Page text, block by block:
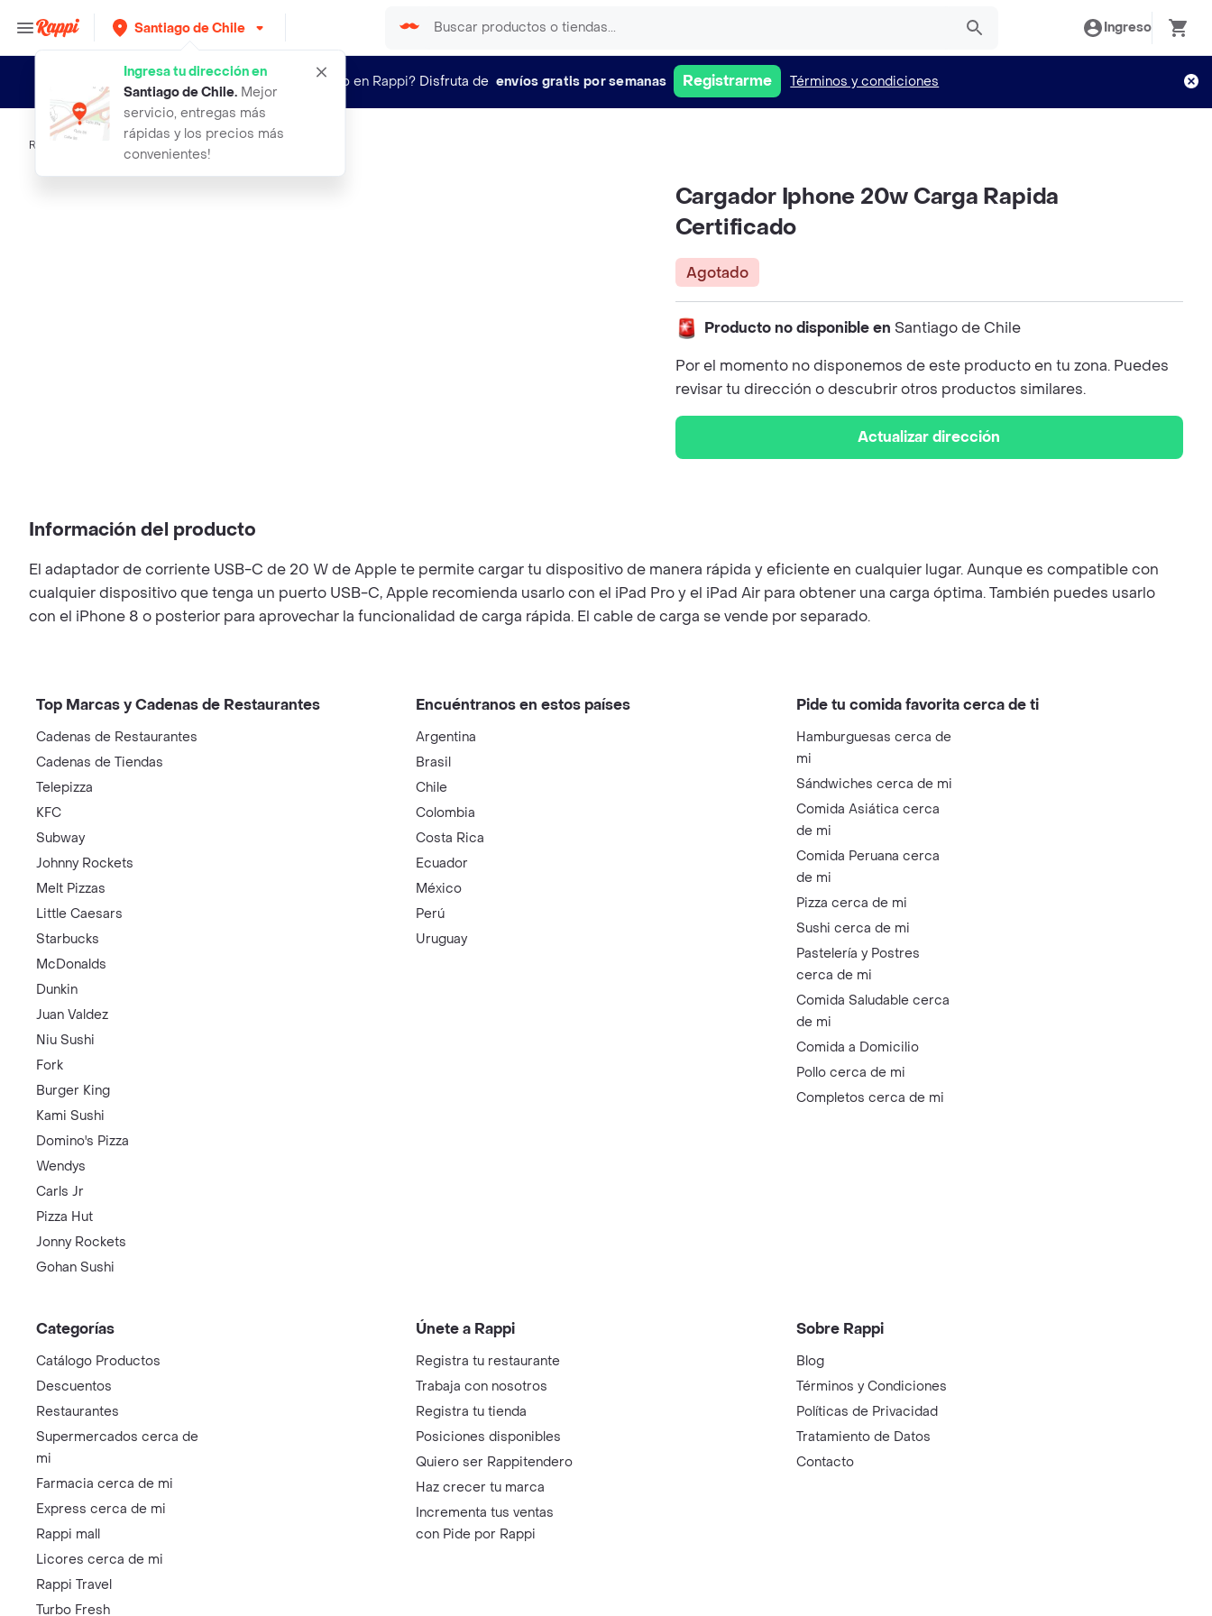
Santiago de Chile
Ingresa tu dirección en
Santiago de Chile. Mejor
servicio, entregas más
rápidas y los precios más
convenientes!
Ingreso
¿Nuevo en Rappi? Disfruta de envíos gratis por semanas Registrarme Términos y condiciones
Rappi cargador iphone 20w carga rapida ce
Cargador Iphone 20w Carga Rapida
Certificado
Agotado
Producto no disponible en Santiago de Chile
Por el momento no disponemos de este producto en tu zona. Puedes
revisar tu dirección o descubrir otros productos similares.
Actualizar dirección
Información del producto
El adaptador de corriente USB-C de 20 W de Apple te permite cargar tu dispositivo de manera rápida y eficiente en cualquier lugar. Aunque es compatible con
cualquier dispositivo que tenga un puerto USB-C, Apple recomienda usarlo con el iPad Pro y el iPad Air para obtener una carga óptima. También puedes usarlo
con el iPhone 8 o posterior para aprovechar la funcionalidad de carga rápida. El cable de carga se vende por separado.
Top Marcas y Cadenas de Restaurantes
Cadenas de Restaurantes
Cadenas de Tiendas
Telepizza
KFC
Subway
Johnny Rockets
Melt Pizzas
Little Caesars
Starbucks
McDonalds
Dunkin
Juan Valdez
Niu Sushi
Fork
Burger King
Kami Sushi
Domino's Pizza
Wendys
Carls Jr
Pizza Hut
Jonny Rockets
Gohan Sushi
Encuéntranos en estos países
Argentina
Brasil
Chile
Colombia
Costa Rica
Ecuador
México
Perú
Uruguay
Pide tu comida favorita cerca de ti
Hamburguesas cerca de
mi
Sándwiches cerca de mi
Comida Asiática cerca
de mi
Comida Peruana cerca
de mi
Pizza cerca de mi
Sushi cerca de mi
Pastelería y Postres
cerca de mi
Comida Saludable cerca
de mi
Comida a Domicilio
Pollo cerca de mi
Completos cerca de mi
Categorías
Catálogo Productos
Descuentos
Restaurantes
Supermercados cerca de
mi
Farmacia cerca de mi
Express cerca de mi
Rappi mall
Licores cerca de mi
Rappi Travel
Turbo Fresh
Únete a Rappi
Registra tu restaurante
Trabaja con nosotros
Registra tu tienda
Posiciones disponibles
Quiero ser Rappitendero
Haz crecer tu marca
Incrementa tus ventas
con Pide por Rappi
Sobre Rappi
Blog
Términos y Condiciones
Políticas de Privacidad
Tratamiento de Datos
Contacto